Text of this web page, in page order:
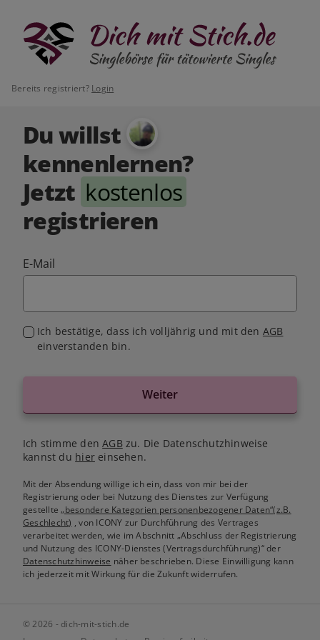
Bereits registriert? Login
Du willst
kennenlernen?
Jetzt kostenlos
registrieren
E-Mail
Ich bestätige, dass ich volljährig und mit den AGB
einverstanden bin.
Weiter
Ich stimme denAGB zu. Die Datenschutzhinweise
kannst du hiereinsehen.
Mit der Absendung willige ich ein, dass von mir bei der
Registrierung oder bei Nutzung des Dienstes zur Verfügung
gestellte„besondere Kategorien personenbezogener Daten“(z.B.
Geschlecht) , von ICONY zur Durchführung des Vertrages
verarbeitet werden, wie im Abschnitt „Abschluss der Registrierung
und Nutzung des ICONY-Dienstes (Vertragsdurchführung)“ der
Datenschutzhinweise näher beschrieben. Diese Einwilligung kann
ich jederzeit mit Wirkung für die Zukunft widerrufen.
© 2026 - dich-mit-stich.de